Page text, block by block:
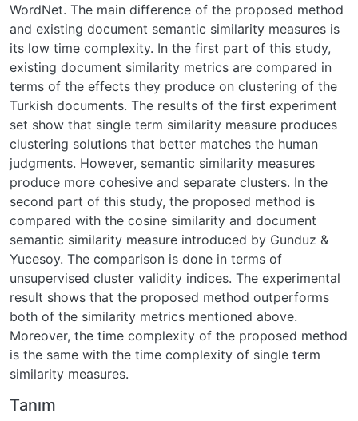
WordNet. The main difference of the proposed method
and existing document semantic similarity measures is
its low time complexity. In the first part of this study,
existing document similarity metrics are compared in
terms of the effects they produce on clustering of the
Turkish documents. The results of the first experiment
set show that single term similarity measure produces
clustering solutions that better matches the human
judgments. However, semantic similarity measures
produce more cohesive and separate clusters. In the
second part of this study, the proposed method is
compared with the cosine similarity and document
semantic similarity measure introduced by Gunduz &
Yucesoy. The comparison is done in terms of
unsupervised cluster validity indices. The experimental
result shows that the proposed method outperforms
both of the similarity metrics mentioned above.
Moreover, the time complexity of the proposed method
is the same with the time complexity of single term
similarity measures.
Tanım